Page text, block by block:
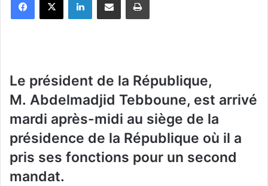
Le président de la République,
M. Abdelmadjid Tebboune, est arrivé
mardi après-midi au siège de la
présidence de la République où il a
pris ses fonctions pour un second
mandat.